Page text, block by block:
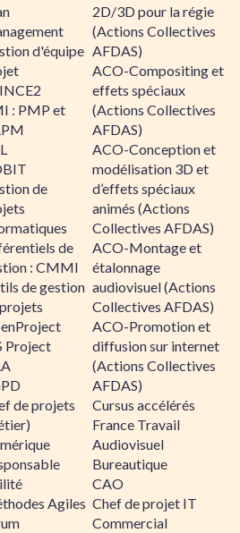
d'équipe
: PMP et
de
de
: CMMI
de gestion
Project
de projets
Agiles
2D/3D pour la régie
(Actions Collectives
AFDAS)
ACO-Compositing et
effets spéciaux
(Actions Collectives
AFDAS)
ACO-Conception et
modélisation 3D et
d’effets spéciaux
animés (Actions
Collectives AFDAS)
ACO-Montage et
étalonnage
audiovisuel (Actions
Collectives AFDAS)
ACO-Promotion et
diffusion sur internet
(Actions Collectives
AFDAS)
Cursus accélérés
France Travail
Audiovisuel
Bureautique
CAO
Chef de projet IT
Commercial